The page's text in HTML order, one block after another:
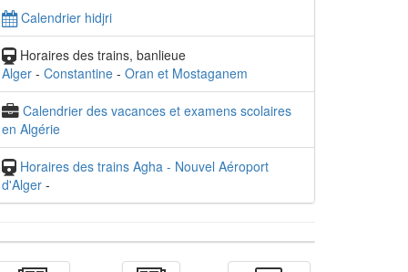
Calendrier hidjri
Horaires des trains, banlieue
Alger - Constantine - Oran et Mostaganem
Calendrier des vacances et examens scolaires
en Algérie
Horaires des trains Agha - Nouvel Aéroport
d'Alger -